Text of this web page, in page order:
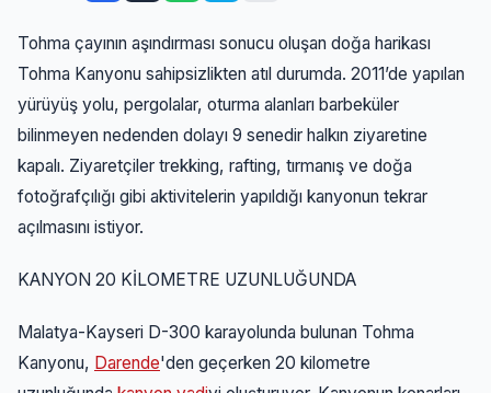
Tohma çayının aşındırması sonucu oluşan doğa harikası
Tohma Kanyonu sahipsizlikten atıl durumda. 2011’de yapılan
yürüyüş yolu, pergolalar, oturma alanları barbeküler
bilinmeyen nedenden dolayı 9 senedir halkın ziyaretine
kapalı. Ziyaretçiler trekking, rafting, tırmanış ve doğa
fotoğrafçılığı gibi aktivitelerin yapıldığı kanyonun tekrar
açılmasını istiyor.
KANYON 20 KİLOMETRE UZUNLUĞUNDA
Malatya-Kayseri D-300 karayolunda bulunan Tohma
Kanyonu, Darende'den geçerken 20 kilometre